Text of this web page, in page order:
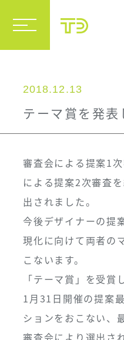
2018.12.13
テーマ賞を発表
審査会による提案1
による提案2次審査
出されました。
今後デザイナーの提
現化に向けて両者の
こないます。
「テーマ賞」を受
1月31日開催の提案
ションをおこない、
審査会により選出され